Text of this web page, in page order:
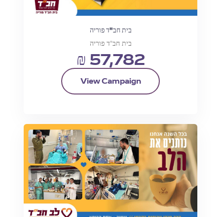
בית חב"ד פוריה
בית חב"ד פוריה
₪ 57,782
View Campaign